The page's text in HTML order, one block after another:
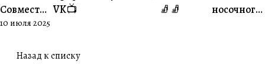
Совместни
к🎄
10 июля 2025
VK📺
🧦🧦
носочного
Назад к списку